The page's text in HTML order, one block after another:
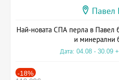
Павел
Най-новата СПА перла в Павел
и минерални
Дата: 04.08 - 30.09
-18%